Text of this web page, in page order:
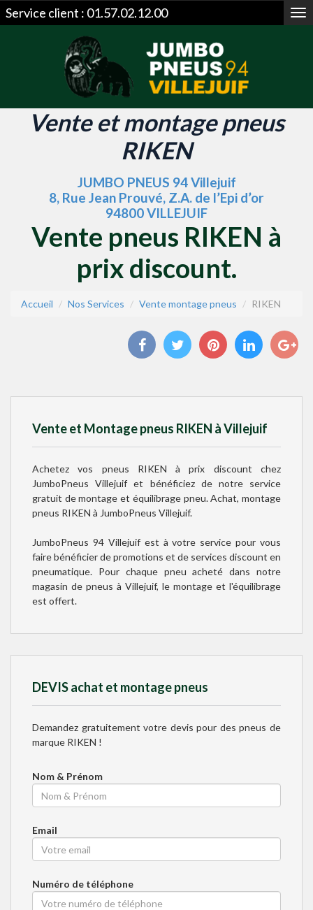
Service client : 01.57.02.12.00
Vente et montage pneus
RIKEN
JUMBO PNEUS 94 Villejuif
8, Rue Jean Prouvé, Z.A. de l’Epi d’or
94800 VILLEJUIF
Vente pneus RIKEN à
prix discount.
Accueil Nos Services Vente montage pneus RIKEN
Vente et Montage pneus RIKEN à Villejuif
Achetez vos pneus RIKEN à prix discount chez
JumboPneus Villejuif et bénéficiez de notre service
gratuit de montage et équilibrage pneu. Achat, montage
pneus RIKEN à JumboPneus Villejuif.
JumboPneus 94 Villejuif est à votre service pour vous
faire bénéficier de promotions et de services discount en
pneumatique. Pour chaque pneu acheté dans notre
magasin de pneus à Villejuif, le montage et l'équilibrage
est offert.
DEVIS achat et montage pneus
Demandez gratuitement votre devis pour des pneus de
marque RIKEN !
Nom & Prénom
Email
Numéro de téléphone